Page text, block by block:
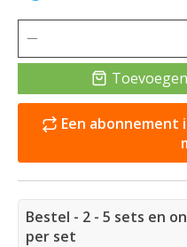
Een abonnement
Bestel - 2 - 5 sets en
per set